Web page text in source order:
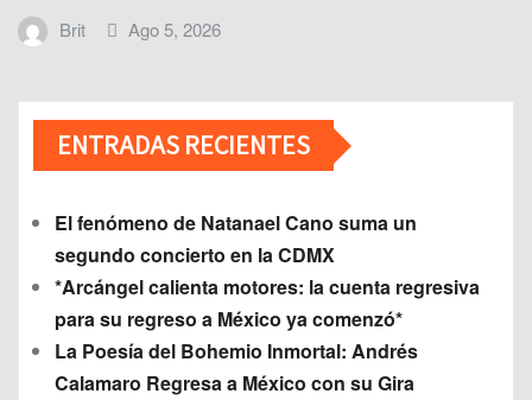
Brit Ago 5, 2026
ENTRADAS RECIENTES
El fenómeno de Natanael Cano suma un
segundo concierto en la CDMX
*Arcángel calienta motores: la cuenta regresiva
para su regreso a México ya comenzó*
La Poesía del Bohemio Inmortal: Andrés
Calamaro Regresa a México con su Gira